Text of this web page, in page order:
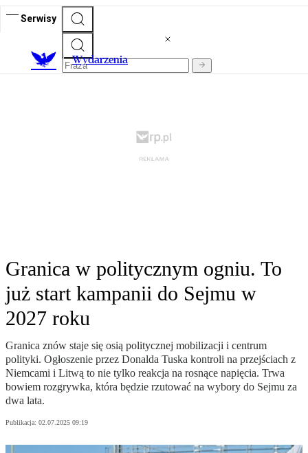
Serwisy
Wydarzenia
Granica w politycznym ogniu. To
już start kampanii do Sejmu w
2027 roku
Granica znów staje się osią politycznej mobilizacji i centrum
polityki. Ogłoszenie przez Donalda Tuska kontroli na przejściach z
Niemcami i Litwą to nie tylko reakcja na rosnące napięcia. Trwa
bowiem rozgrywka, która będzie rzutować na wybory do Sejmu za
dwa lata.
Publikacja: 02.07.2025 09:19